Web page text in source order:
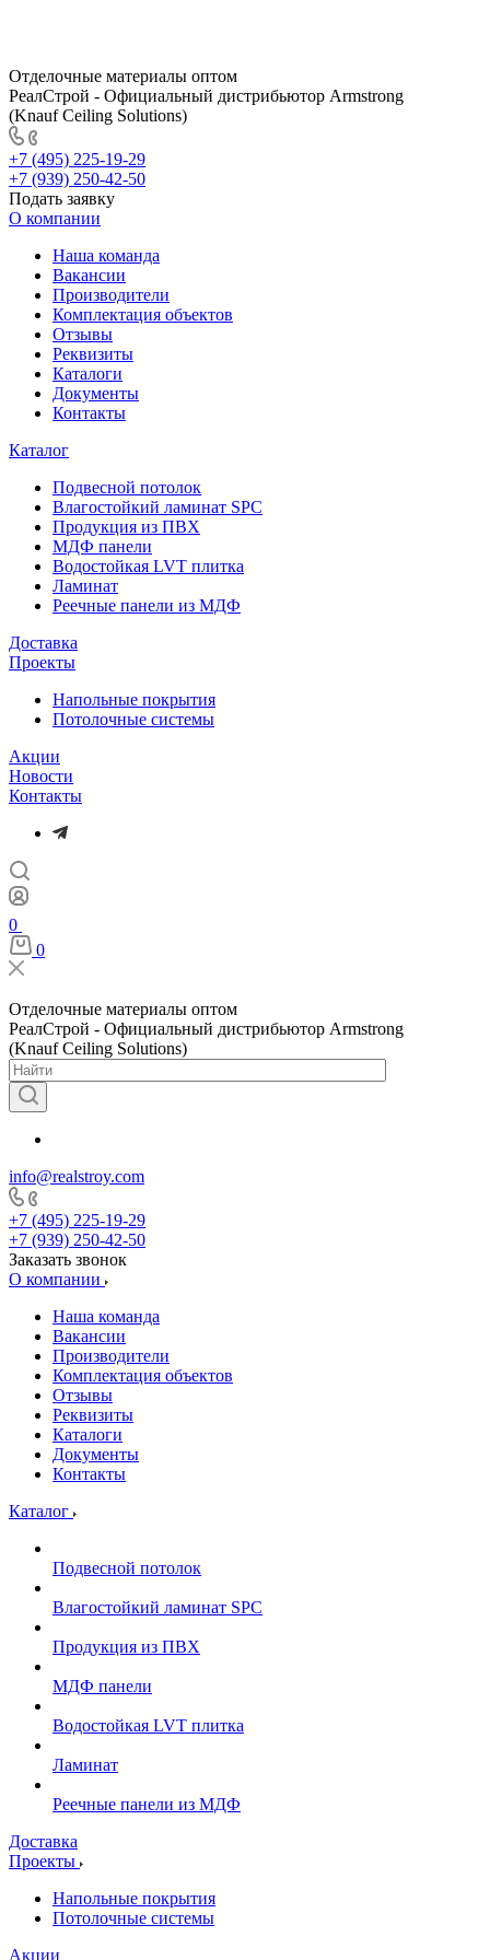
Отделочные материалы оптом
РеалСтрой - Официальный дистрибьютор Armstrong
(Knauf Ceiling Solutions)
+7 (495) 225-19-29
+7 (939) 250-42-50
Подать заявку
О компании
Наша команда
Вакансии
Производители
Комплектация объектов
Отзывы
Реквизиты
Каталоги
Документы
Контакты
Каталог
Подвесной потолок
Влагостойкий ламинат SPC
Продукция из ПВХ
МДФ панели
Водостойкая LVT плитка
Ламинат
Реечные панели из МДФ
Доставка
Проекты
Напольные покрытия
Потолочные системы
Акции
Новости
Контакты
0
0
Отделочные материалы оптом
РеалСтрой - Официальный дистрибьютор Armstrong
(Knauf Ceiling Solutions)
info@realstroy.com
+7 (495) 225-19-29
+7 (939) 250-42-50
Заказать звонок
О компании
Наша команда
Вакансии
Производители
Комплектация объектов
Отзывы
Реквизиты
Каталоги
Документы
Контакты
Каталог
Подвесной потолок
Влагостойкий ламинат SPC
Продукция из ПВХ
МДФ панели
Водостойкая LVT плитка
Ламинат
Реечные панели из МДФ
Доставка
Проекты
Напольные покрытия
Потолочные системы
Акции